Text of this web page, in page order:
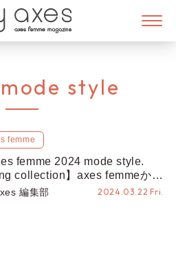
mode style
femme
femme 2024 mode style.
collection】axes femmeから
となるモードスタイル春の新
編集部 2024.03.22 Fri.